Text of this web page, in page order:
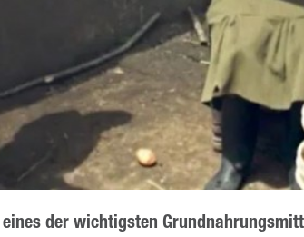
der wichtigsten